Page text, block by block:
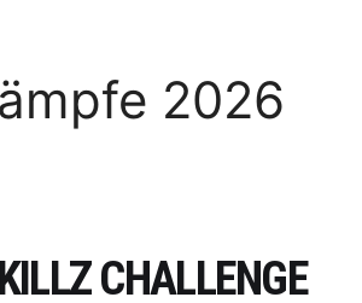
2026
CHALLENGE